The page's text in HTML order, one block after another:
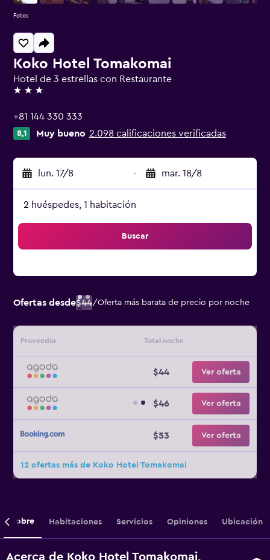
Koko Hotel Tomakomai
Hotel de 3 estrellas con Restaurante
3 estrellas
+81 144 330 333
8,1 Muy bueno 2.098 calificaciones verificadas
lun. 17/8 - mar. 18/8
2 huéspedes, 1 habitación
Buscar
Ofertas desde$44/Oferta más barata de precio por noche
Proveedor Total noche
$44 Ver oferta
$46 Ver oferta
$53 Ver oferta
12 ofertas más de Koko Hotel Tomakomai
Fotos
Sobre Habitaciones Servicios Opiniones Ubicación
Acerca de Koko Hotel Tomakomai,